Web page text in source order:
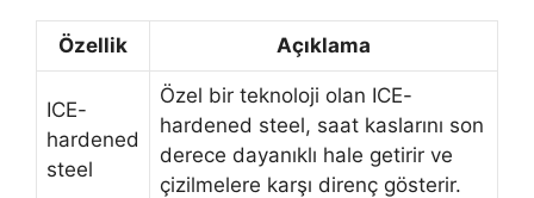
Özellik Açıklama
ICE-
hardened
steel
Özel bir teknoloji olan ICE-
hardened steel, saat kaslarını son
derece dayanıklı hale getirir ve
çizilmelere karşı direnç gösterir.